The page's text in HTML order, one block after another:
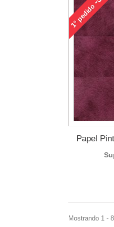
1°
pedido
Papel
Mostrando 1 -